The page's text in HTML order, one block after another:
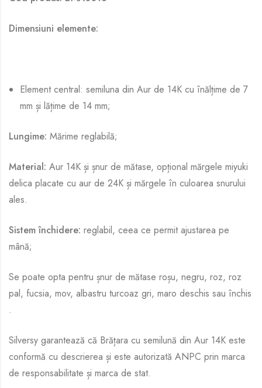
Dimensiuni elemente:
Element central: semiluna din Aur de 14K cu înălțime de 7
mm și lățime de 14 mm;
Lungime: Mărime reglabilă;
Material: Aur 14K și șnur de mătase, opțional mărgele miyuki
delica placate cu aur de 24K și mărgele în culoarea snurului
ales.
Sistem închidere: reglabil, ceea ce permit ajustarea pe
mână;
Se poate opta pentru șnur de mătase roșu, negru, roz, roz
pal, fucsia, mov, albastru turcoaz gri, maro deschis sau închis
.
Silversy garantează că Brățara cu semilună din Aur 14K este
conformă cu descrierea și este autorizată ANPC prin marca
de responsabilitate și marca de stat.